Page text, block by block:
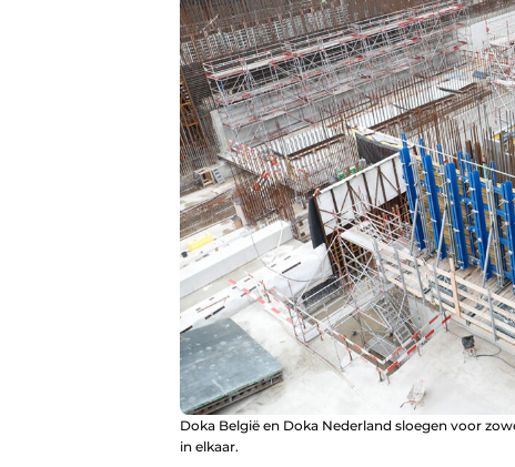
Doka België en Doka Nederland sloegen voor
in elkaar.